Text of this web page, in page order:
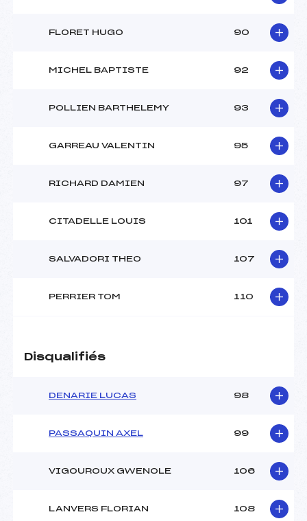
FLORET HUGO 90
MICHEL BAPTISTE 92
POLLIEN BARTHELEMY 93
GARREAU VALENTIN 95
RICHARD DAMIEN 97
CITADELLE LOUIS 101
SALVADORI THEO 107
PERRIER TOM 110
Disqualifiés
DENARIE LUCAS 98
PASSAQUIN AXEL 99
VIGOUROUX GWENOLE 106
LANVERS FLORIAN 108